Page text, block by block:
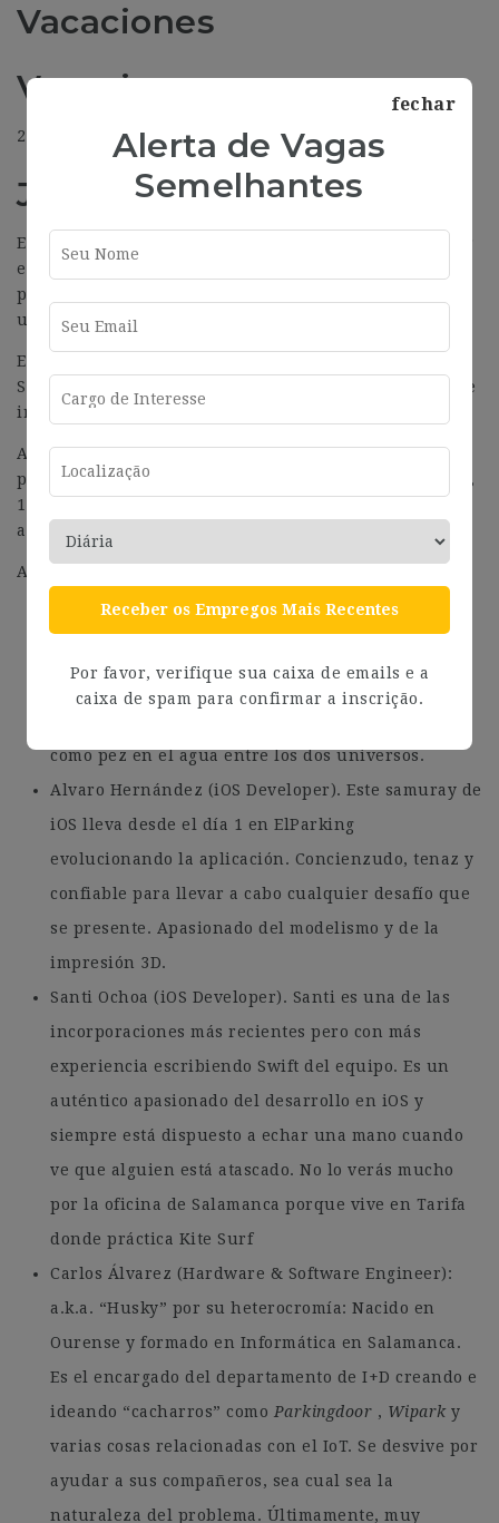
Vacaciones
Vacaciones
24 días
Jornada laboral
Esta posición es 100% remota, solo asegúrate de seguir
el horario europeo y tener una buena conexión,
porque les da igual que trabajes desde Bilbao o desde
una playa de Fuerteventura.
Eso sí, disponen de unas oficinas en Madrid y en
Salamanca, que están a tu disposición por si te apetece
ir algún día.
Ahora mismo, el equipo técnico está compuesto por 22
personas: 7 Backenders, 3 Frontenders, 6 Mobile, 3 QA,
1 UX y 2 perfiles de gestión y producto. Aunque este
año ¡no van a parar de crecer!
Aquí van algunos de ellos:
Iván Melendez (iOS + Android Developer): Lo
constraints de Interfaze Builder para iOS, como se
como pez en el agua entre los dos universos.
Alvaro Hernández (iOS Developer). Este samuray de
iOS lleva desde el día 1 en ElParking
evolucionando la aplicación. Concienzudo, tenaz y
confiable para llevar a cabo cualquier desafío que
se presente. Apasionado del modelismo y de la
impresión 3D.
Santi Ochoa (iOS Developer). Santi es una de las
incorporaciones más recientes pero con más
experiencia escribiendo Swift del equipo. Es un
auténtico apasionado del desarrollo en iOS y
siempre está dispuesto a echar una mano cuando
ve que alguien está atascado. No lo verás mucho
por la oficina de Salamanca porque vive en Tarifa
donde práctica Kite Surf
Carlos Álvarez (Hardware & Software Engineer):
a.k.a. “Husky” por su heterocromía: Nacido en
Ourense y formado en Informática en Salamanca.
Es el encargado del departamento de I+D creando e
ideando “cacharros” como Parkingdoor , Wipark y
varias cosas relacionadas con el IoT. Se desvive por
ayudar a sus compañeros, sea cual sea la
naturaleza del problema. Últimamente, muy
fechar
Alerta de Vagas
Semelhantes
Receber os Empregos Mais Recentes
Por favor, verifique sua caixa de emails e a
caixa de spam para confirmar a inscrição.